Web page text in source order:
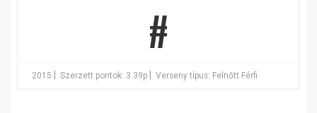
#
2015 Szerzett pontok: 3.39p Verseny típus: Felnőtt Férfi